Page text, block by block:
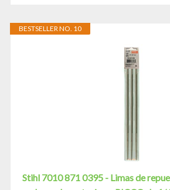
BESTSELLER NO. 10
Stihl 7010 871 0395 - Limas de